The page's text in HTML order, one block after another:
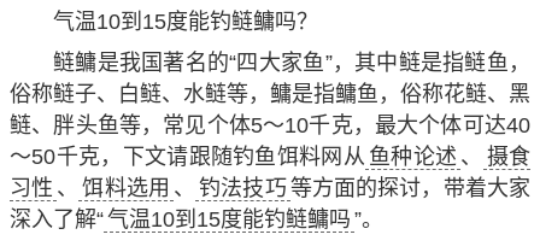
气温10到15度能钓鲢鳙吗？
鲢鳙是我国著名的“四大家鱼”，其中鲢是指鲢鱼，
俗称鲢子、白鲢、水鲢等，鳙是指鳙鱼，俗称花鲢、黑
鲢、胖头鱼等，常见个体5～10千克，最大个体可达40
～50千克，下文请跟随钓鱼饵料网从 鱼种论述 、
摄食
习性 、 饵料选用 、 钓法技巧 等方面的探讨，带着大家
深入了解“气温10到15度能钓鲢鳙吗 ”。